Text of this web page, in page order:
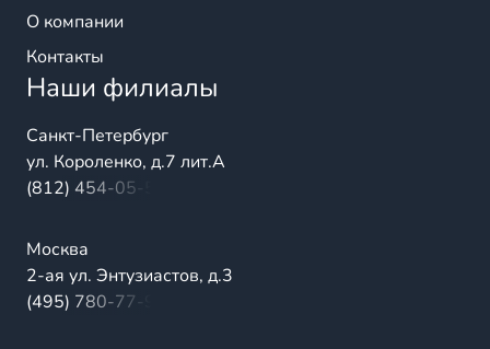
О компании
Контакты
Наши филиалы
Санкт-Петербург
ул. Короленко, д.7 лит.А
(812) 454-05-54
Москва
2-ая ул. Энтузиастов, д.3
(495) 780-77-98